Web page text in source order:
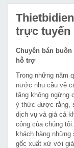
trực tuyến
Chuyên bán
hỗ trợ
Trong những năm
nước nhu cầu về
tăng không ngừng
ý thức được rằng,
dịch vụ và giá cả
công của chúng
khách hàng
gốc xuất xứ với giá